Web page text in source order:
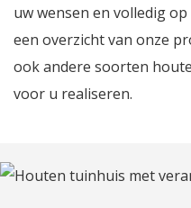
uw wensen en volledig
een overzicht van onze
ook andere soorten
voor u realiseren.